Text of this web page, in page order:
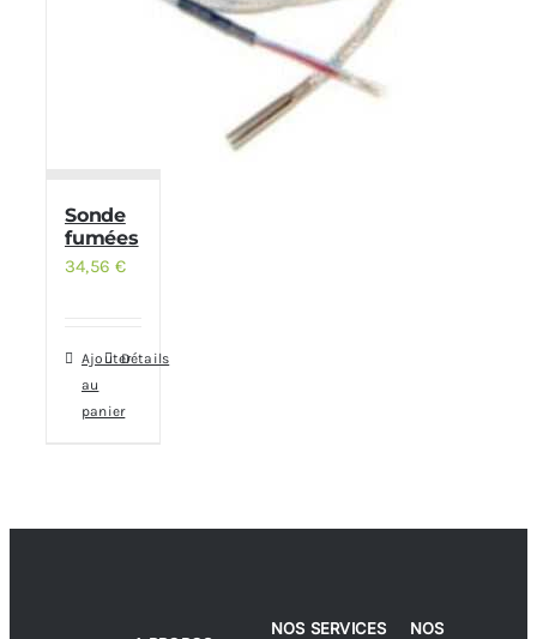
Sonde
fumées
34,56€
Ajouter
au
panier
Détails
NOS SERVICES
NOS